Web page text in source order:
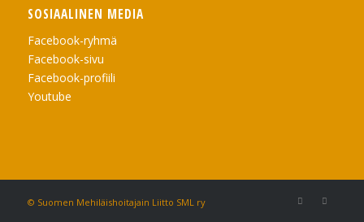
SOSIAALINEN MEDIA
Facebook-ryhmä
Facebook-sivu
Facebook-profiili
Youtube
© Suomen Mehiläishoitajain Liitto SML ry